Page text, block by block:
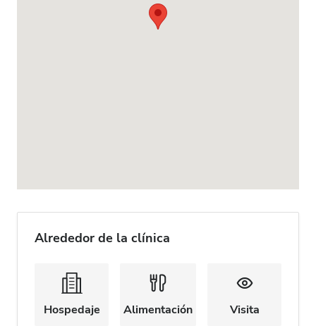
Alrededor de la clínica
Hospedaje Alimentación Visita